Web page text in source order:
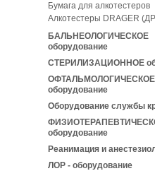
Бумага для алкотестеров
Алкотестеры DRAGER
БАЛЬНЕОЛОГИЧЕСКОЕ
оборудование
СТЕРИЛИЗАЦИОННОЕ
ОФТАЛЬМОЛОГИЧЕСКОЕ
оборудование
Оборудование службы
оборудование
Реанимация и
ЛОР - оборудование